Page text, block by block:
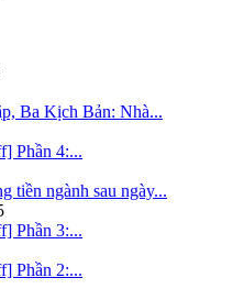
Ba Kịch Bản: Nhà...
Phần 4:...
tiền ngành sau ngày...
Phần 3:...
Phần 2:...